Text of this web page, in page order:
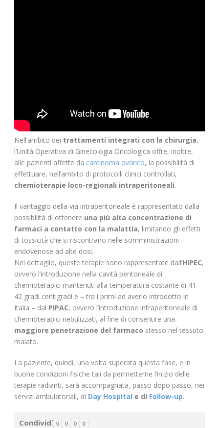
Nell’ambito dei trattamenti integrati con la chirurgia,
l’Unità Operativa di Ginecologia Oncologica offre, inoltre,
alle pazienti affette da carcinoma ovarico, la possibilità di
effettuare, nell’ambito di protocolli clinici controllati,
chemioterapie loco-regionali intraperitoneali.
Il vantaggio della via intraperitoneale è rappresentato dalla
possibilità di ottenere una più alta concentrazione di
farmaci a contatto con la malattia, limitando gli effetti
di tossicità che si riscontrano nelle somministrazioni
endovenose ad alte dosi.
Nel dettaglio, queste terapie sono rappresentate dall’HIPEC,
ovvero l’introduzione nella cavità peritoneale di
chemioterapici mantenuti alla temperatura costante di 41-
42 gradi centigradi e – tra i primi ad averlo introdotto in
Italia – dal PIPAC, ovvero l’introduzione intraperitoneale di
chemioterapici nebulizzati, al fine di consentire una
maggiore penetrazione del farmaco stesso nel tessuto
malato.
La paziente, quindi, una volta superata questa fase, e in
buone condizioni fisiche tali da permetterne l’inizio delle
terapie radianti, sarà accompagnata, passo dopo passo, nei
servizi ambulatoriali, di Day Hospital e di Follow-up.
Condividi 0 0 0 0